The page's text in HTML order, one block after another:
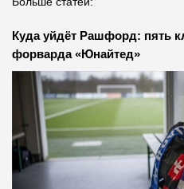
Куда уйдёт Рашфорд: пять
форварда «Юнайтед»